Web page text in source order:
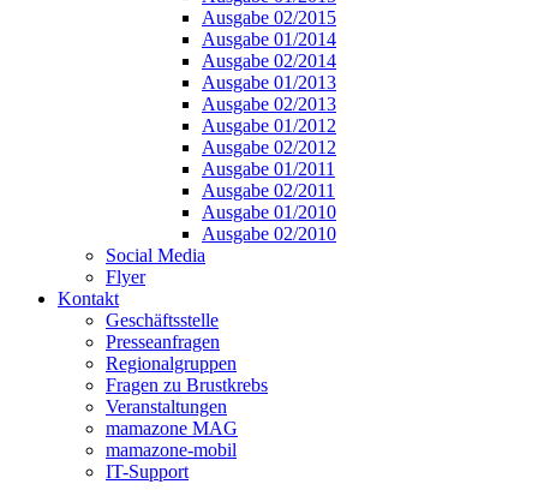
Ausgabe 02/2015
Ausgabe 01/2014
Ausgabe 02/2014
Ausgabe 01/2013
Ausgabe 02/2013
Ausgabe 01/2012
Ausgabe 02/2012
Ausgabe 01/2011
Ausgabe 02/2011
Ausgabe 01/2010
Ausgabe 02/2010
Social Media
Flyer
Kontakt
Geschäftsstelle
Presseanfragen
Regionalgruppen
Fragen zu Brustkrebs
Veranstaltungen
mamazone MAG
mamazone-mobil
IT-Support